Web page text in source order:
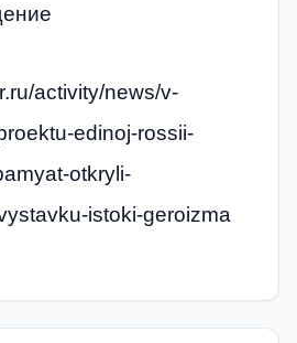
activity/news/v-
edinoj-rossii-
otkryli-
istoki-geroizma